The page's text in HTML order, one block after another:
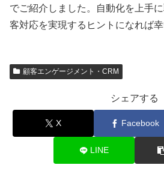
でご紹介しました。自動化を上手
客対応を実現するヒントになれば幸
顧客エンゲージメント・CRM
シェアする
X Facebook
LINE